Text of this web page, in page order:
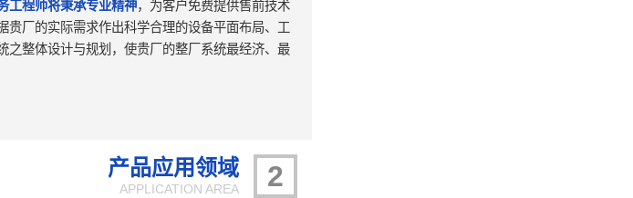
工程师将秉承专业精神，为客户免费提供售前技术
贵厂的实际需求作出科学合理的设备平面布局、工
之整体设计与规划，使贵厂的整厂系统最经济、最
2
产品应用领域
APPLICATION AREA